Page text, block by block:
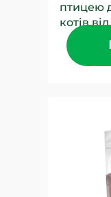
птицею
котів